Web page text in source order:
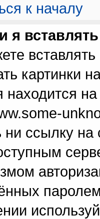
к началу
я
картинки
находится
ни ссылку
паролем